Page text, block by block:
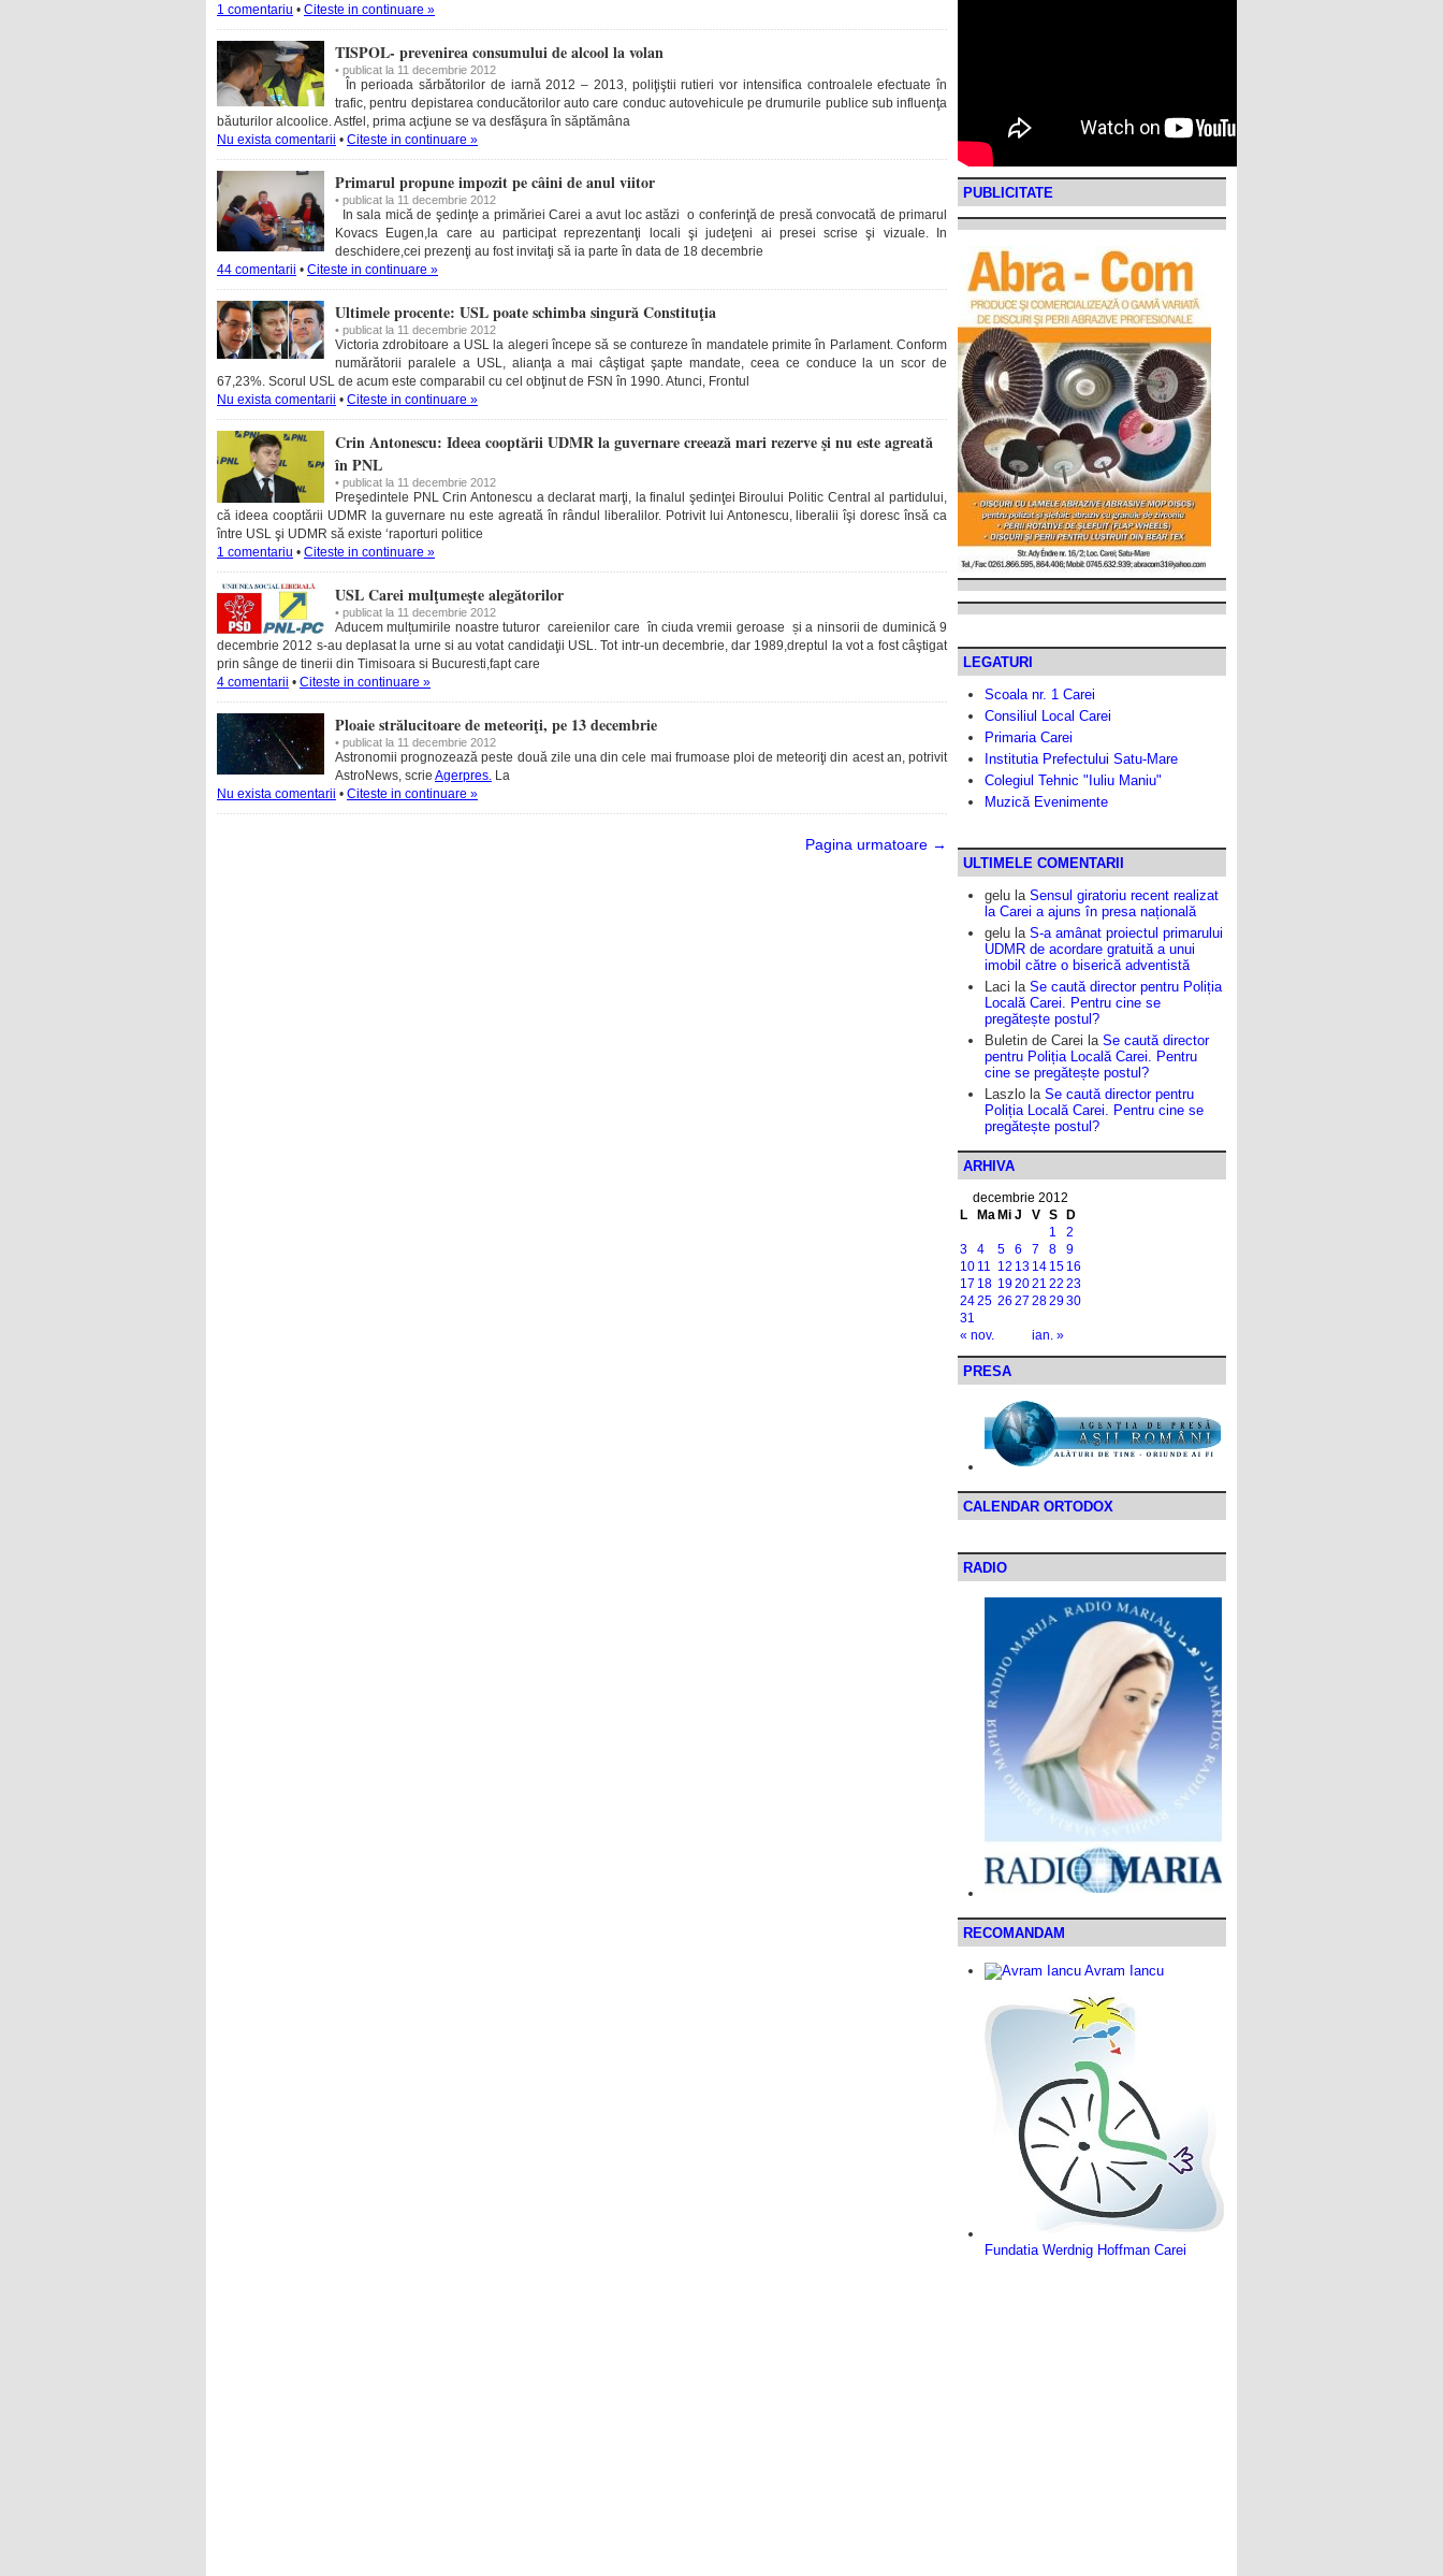
1 comentariu • Citeste in continuare »
TISPOL- prevenirea consumului de alcool la volan
• publicat la 11 decembrie 2012
În perioada sărbătorilor de iarnă 2012 – 2013, poliţiştii rutieri vor intensifica controalele efectuate în
trafic, pentru depistarea conducătorilor auto care conduc autovehicule pe drumurile publice sub influenţa
băuturilor alcoolice. Astfel, prima acţiune se va desfăşura în săptămâna
Nu exista comentarii • Citeste in continuare »
Primarul propune impozit pe câini de anul viitor
• publicat la 11 decembrie 2012
In sala mică de şedinţe a primăriei Carei a avut loc astăzi o conferinţă de presă convocată de primarul
Kovacs Eugen,la care au participat reprezentanţi locali şi judeţeni ai presei scrise şi vizuale. In
deschidere,cei prezenţi au fost invitaţi să ia parte în data de 18 decembrie
44 comentarii • Citeste in continuare »
Ultimele procente: USL poate schimba singură Constituţia
• publicat la 11 decembrie 2012
Victoria zdrobitoare a USL la alegeri începe să se contureze în mandatele primite în Parlament. Conform
numărătorii paralele a USL, alianţa a mai câştigat şapte mandate, ceea ce conduce la un scor de
67,23%. Scorul USL de acum este comparabil cu cel obţinut de FSN în 1990. Atunci, Frontul
Nu exista comentarii • Citeste in continuare »
Crin Antonescu: Ideea cooptării UDMR la guvernare creează mari rezerve şi nu este agreată
în PNL
• publicat la 11 decembrie 2012
Preşedintele PNL Crin Antonescu a declarat marţi, la finalul şedinţei Biroului Politic Central al partidului,
că ideea cooptării UDMR la guvernare nu este agreată în rândul liberalilor. Potrivit lui Antonescu, liberalii îşi doresc însă ca
între USL şi UDMR să existe ‘raporturi politice
1 comentariu • Citeste in continuare »
USL Carei mulţumeşte alegătorilor
• publicat la 11 decembrie 2012
Aducem mulțumirile noastre tuturor careienilor care în ciuda vremii geroase și a ninsorii de duminică 9
decembrie 2012 s-au deplasat la urne si au votat candidaţii USL. Tot intr-un decembrie, dar 1989,dreptul la vot a fost câştigat
prin sânge de tinerii din Timisoara si Bucuresti,fapt care
4 comentarii • Citeste in continuare »
Ploaie strălucitoare de meteoriţi, pe 13 decembrie
• publicat la 11 decembrie 2012
Astronomii prognozează peste două zile una din cele mai frumoase ploi de meteoriţi din acest an, potrivit
AstroNews, scrie Agerpres. La
Nu exista comentarii • Citeste in continuare »
Pagina urmatoare →
PUBLICITATE
LEGATURI
Scoala nr. 1 Carei
Consiliul Local Carei
Primaria Carei
Institutia Prefectului Satu-Mare
Colegiul Tehnic "Iuliu Maniu"
Muzică Evenimente
ULTIMELE COMENTARII
gelu la Sensul giratoriu recent realizat
la Carei a ajuns în presa națională
gelu la S-a amânat proiectul primarului
UDMR de acordare gratuită a unui
imobil către o biserică adventistă
Laci la Se caută director pentru Poliția
Locală Carei. Pentru cine se
pregătește postul?
Buletin de Carei la Se caută director
pentru Poliția Locală Carei. Pentru
cine se pregătește postul?
Laszlo la Se caută director pentru
Poliția Locală Carei. Pentru cine se
pregătește postul?
ARHIVA
decembrie 2012
L
Ma Mi J V S D
« nov. ian. »
1
2
3
4 5 6 7 8
9
10 11 12 13 14 15 16
17 18 192021 22 23
2425 26 27 282930
31
PRESA
CALENDAR ORTODOX
RADIO
RECOMANDAM
Avram Iancu
Fundatia Werdnig Hoffman Carei